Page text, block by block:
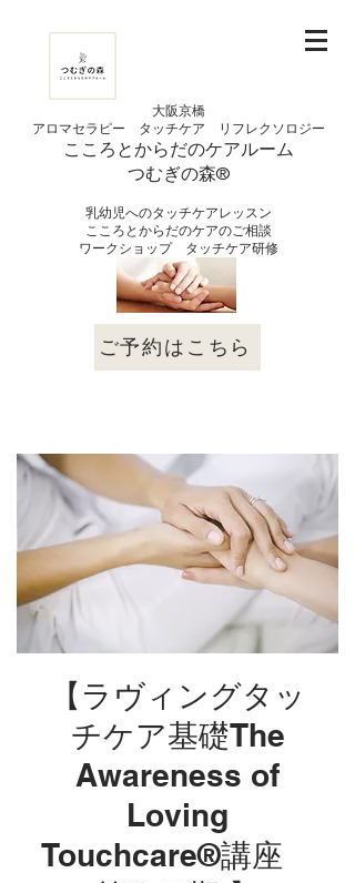
大阪京橋
アロマセラピー タッチケア
リフレクソロジー
こころとからだのケアルーム
つむぎの​森®︎
​乳幼児へのタッチケアレッスン
こころとからだのケアのご相談
​ワークショップ タッチケア研修
ご予約はこちら
【ラヴィングタッ
チケア基礎The
Awareness of
Loving
Touchcare®講座